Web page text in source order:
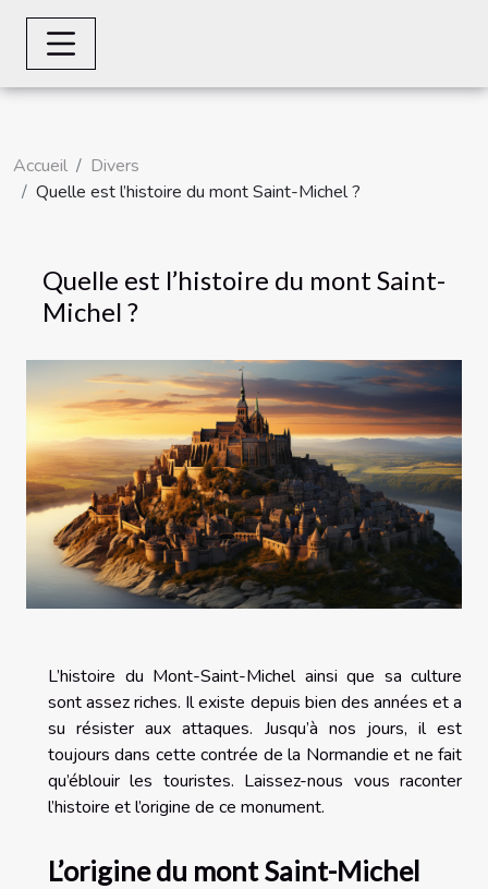
Accueil
Divers
Quelle est l’histoire du mont Saint-Michel ?
Quelle est l’histoire du mont Saint-
Michel ?
L’histoire du Mont-Saint-Michel ainsi que sa culture
sont assez riches. Il existe depuis bien des années et a
su résister aux attaques. Jusqu’à nos jours, il est
toujours dans cette contrée de la Normandie et ne fait
qu’éblouir les touristes. Laissez-nous vous raconter
l’histoire et l’origine de ce monument.
L’origine du mont Saint-Michel